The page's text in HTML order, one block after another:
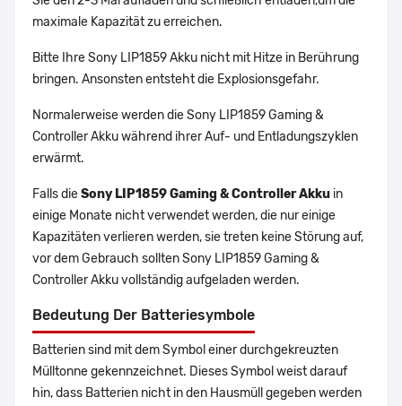
maximale Kapazität zu erreichen.
Bitte Ihre Sony LIP1859 Akku nicht mit Hitze in Berührung
bringen. Ansonsten entsteht die Explosionsgefahr.
Normalerweise werden die Sony LIP1859 Gaming &
Controller Akku während ihrer Auf- und Entladungszyklen
erwärmt.
Falls dieSony LIP1859 Gaming & Controller Akku in
einige Monate nicht verwendet werden, die nur einige
Kapazitäten verlieren werden, sie treten keine Störung auf,
vor dem Gebrauch sollten Sony LIP1859 Gaming &
Controller Akku vollständig aufgeladen werden.
Bedeutung Der Batteriesymbole
Batterien sind mit dem Symbol einer durchgekreuzten
Mülltonne gekennzeichnet. Dieses Symbol weist darauf
hin, dass Batterien nicht in den Hausmüll gegeben werden